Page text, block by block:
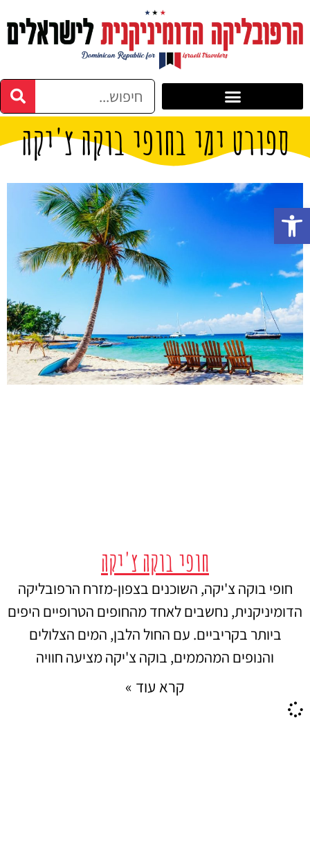
ספורט ימי בחופי בוקה צ'יקה
חופי בוקה צ'יקה
חופי בוקה צ'יקה, השוכנים בצפון-מזרח הרפובליקה
הדומיניקנית, נחשבים לאחד מהחופים הטרופיים היפים
ביותר בקריביים. עם החול הלבן, המים הצלולים
והנופים המהממים, בוקה צ'יקה מציעה חוויה
קרא עוד »
פתח סרגל נגישות